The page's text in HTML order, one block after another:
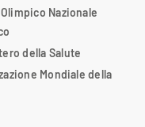
Nazionale
della Salute
Mondiale della